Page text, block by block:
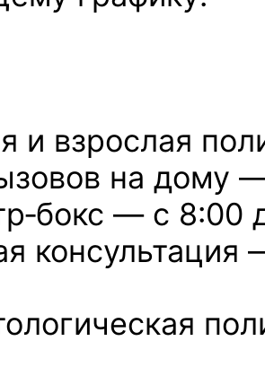
и взрослая
на дому
— с 8:00
консультация